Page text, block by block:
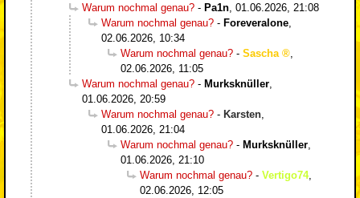
Warum nochmal genau? - Pa1n, 01.06.2026, 21:08
Warum nochmal genau? - Foreveralone,
02.06.2026, 10:34
Warum nochmal genau? - Sascha
,
02.06.2026, 11:05
Warum nochmal genau? - Murksknüller,
01.06.2026, 20:59
Warum nochmal genau? - Karsten,
01.06.2026, 21:04
Warum nochmal genau? - Murksknüller,
01.06.2026, 21:10
Warum nochmal genau? - Vertigo74,
02.06.2026, 12:05